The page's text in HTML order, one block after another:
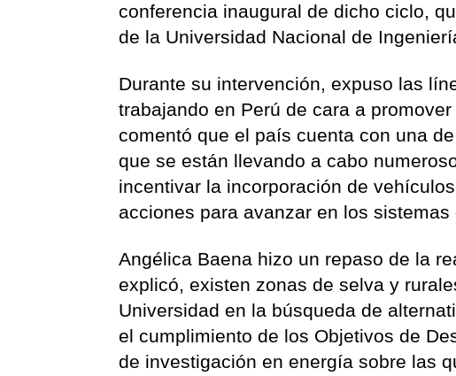
conferencia inaugural de dicho ciclo,
de la Universidad Nacional de
Durante su intervención, expuso las
trabajando en Perú de cara a
comentó que el país cuenta con una
que se están llevando a cabo
incentivar la incorporación de
acciones para avanzar en los sistemas
Angélica Baena hizo un repaso de la
explicó, existen zonas de selva y
Universidad en la búsqueda de
el cumplimiento de los Objetivos de
de investigación en energía sobre las